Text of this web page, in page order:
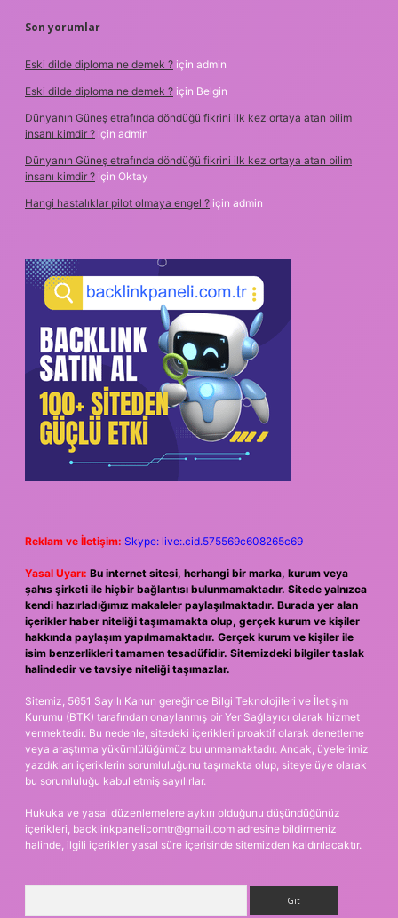
Son yorumlar
Eski dilde diploma ne demek ? için admin
Eski dilde diploma ne demek ? için Belgin
Dünyanın Güneş etrafında döndüğü fikrini ilk kez ortaya atan bilim
insanı kimdir ? için admin
Dünyanın Güneş etrafında döndüğü fikrini ilk kez ortaya atan bilim
insanı kimdir ? için Oktay
Hangi hastalıklar pilot olmaya engel ? için admin
Reklam ve İletişim: Skype: live:.cid.575569c608265c69
Yasal Uyarı: Bu internet sitesi, herhangi bir marka, kurum veya
şahıs şirketi ile hiçbir bağlantısı bulunmamaktadır. Sitede yalnızca
kendi hazırladığımız makaleler paylaşılmaktadır. Burada yer alan
içerikler haber niteliği taşımamakta olup, gerçek kurum ve kişiler
hakkında paylaşım yapılmamaktadır. Gerçek kurum ve kişiler ile
isim benzerlikleri tamamen tesadüfidir. Sitemizdeki bilgiler taslak
halindedir ve tavsiye niteliği taşımazlar.
Sitemiz, 5651 Sayılı Kanun gereğince Bilgi Teknolojileri ve İletişim
Kurumu (BTK) tarafından onaylanmış bir Yer Sağlayıcı olarak hizmet
vermektedir. Bu nedenle, sitedeki içerikleri proaktif olarak denetleme
veya araştırma yükümlülüğümüz bulunmamaktadır. Ancak, üyelerimiz
yazdıkları içeriklerin sorumluluğunu taşımakta olup, siteye üye olarak
bu sorumluluğu kabul etmiş sayılırlar.
Hukuka ve yasal düzenlemelere aykırı olduğunu düşündüğünüz
içerikleri, backlinkpanelicomtr@gmail.com adresine bildirmeniz
halinde, ilgili içerikler yasal süre içerisinde sitemizden kaldırılacaktır.